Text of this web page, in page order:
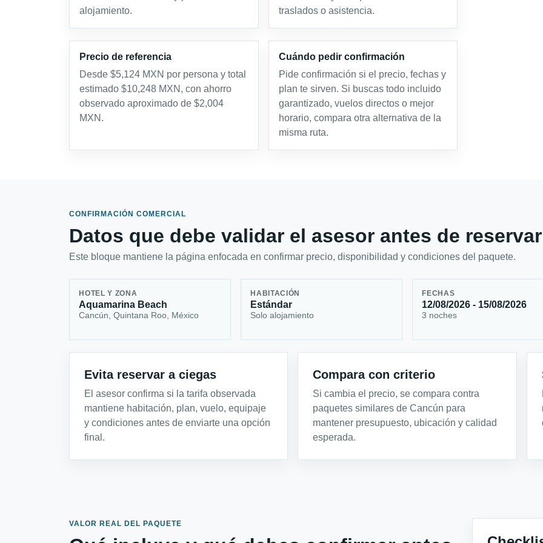
alojamiento.
traslados o asistencia.
Precio de referencia
Desde $5,124 MXN por persona y total
estimado $10,248 MXN, con ahorro
observado aproximado de $2,004
MXN.
Cuándo pedir confirmación
Pide confirmación si el precio, fechas y
plan te sirven. Si buscas todo incluido
garantizado, vuelos directos o mejor
horario, compara otra alternativa de la
misma ruta.
CONFIRMACIÓN COMERCIAL
Datos que debe validar el asesor antes de reservar
Este bloque mantiene la página enfocada en confirmar precio, disponibilidad y condiciones del paquete.
HOTEL Y ZONA
Aquamarina Beach
Cancún, Quintana Roo, México
HABITACIÓN
Estándar
Solo alojamiento
FECHAS
12/08/2026 - 15/08/2026
3 noches
Evita reservar a ciegas
El asesor confirma si la tarifa observada
mantiene habitación, plan, vuelo, equipaje
y condiciones antes de enviarte una opción
final.
Compara con criterio
Si cambia el precio, se compara contra
paquetes similares de Cancún para
mantener presupuesto, ubicación y calidad
esperada.
VALOR REAL DEL PAQUETE